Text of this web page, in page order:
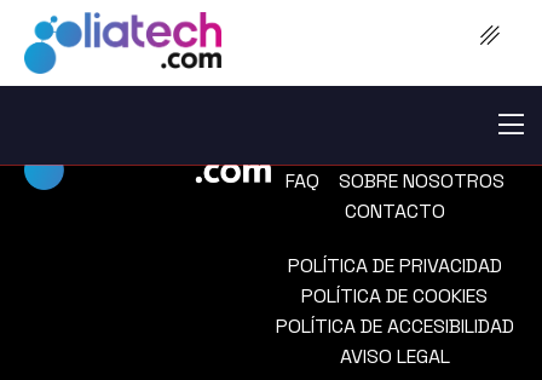
FAQ
SOBRE NOSOTROS
CONTACTO
POLÍTICA DE PRIVACIDAD
POLÍTICA DE COOKIES
POLÍTICA DE ACCESIBILIDAD
AVISO LEGAL